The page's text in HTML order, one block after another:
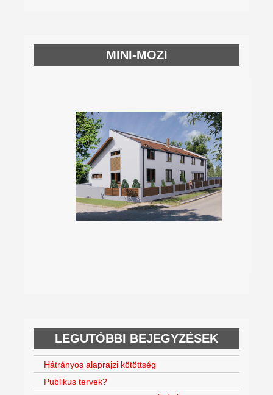
MINI-MOZI
LEGUTÓBBI BEJEGYZÉSEK
Hátrányos alaprajzi kötöttség
Publikus tervek?